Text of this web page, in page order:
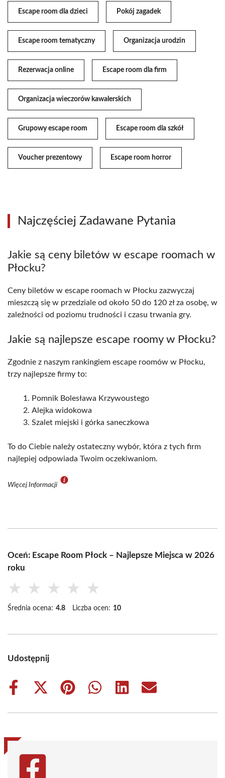
Escape room dla dzieci Pokój zagadek
Escape room tematyczny Organizacja urodzin
Rezerwacja online Escape room dla firm
Organizacja wieczorów kawalerskich
Grupowy escape room Escape room dla szkół
Voucher prezentowy Escape room horror
Najczęściej Zadawane Pytania
Jakie są ceny biletów w escape roomach w
Płocku?
Ceny biletów w escape roomach w Płocku zazwyczaj
mieszczą się w przedziale od około 50 do 120 zł za osobę, w
zależności od poziomu trudności i czasu trwania gry.
Jakie są najlepsze escape roomy w Płocku?
Zgodnie z naszym rankingiem escape roomów w Płocku,
trzy najlepsze firmy to:
Pomnik Bolesława Krzywoustego
Alejka widokowa
Szalet miejski i górka saneczkowa
To do Ciebie należy ostateczny wybór, która z tych firm
najlepiej odpowiada Twoim oczekiwaniom.
Więcej Informacji
Oceń: Escape Room Płock – Najlepsze Miejsca w 2026
roku
★ ★ ★ ★ ★
Średnia ocena: 4.8 Liczba ocen: 10
Udostępnij
Share
Share
(Twitter)
Share
Share
Share
Share